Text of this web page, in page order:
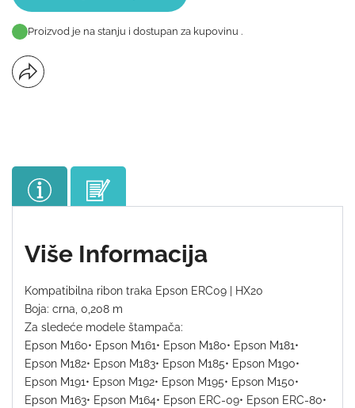
Proizvod je na stanju i dostupan za kupovinu .
Više Informacija
Kompatibilna ribon traka Epson ERC09 | HX20
Boja: crna, 0,208 m
Za sledeće modele štampača:
Epson M160• Epson M161• Epson M180• Epson M181•
Epson M182• Epson M183• Epson M185• Epson M190•
Epson M191• Epson M192• Epson M195• Epson M150•
Epson M163• Epson M164• Epson ERC-09• Epson ERC-80•